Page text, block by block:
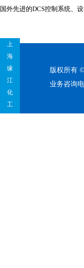
国外先进的DCS控制系统、
上
海
缘
江
化
工
版权所有
业务咨询